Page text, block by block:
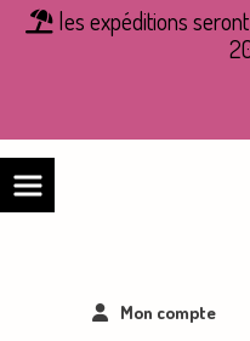
les expéditions
Mon compte
Panneau de gestion des cookies